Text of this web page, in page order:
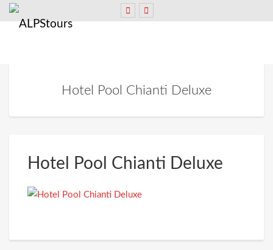
Hotel Pool Chianti Deluxe
Hotel Pool Chianti Deluxe